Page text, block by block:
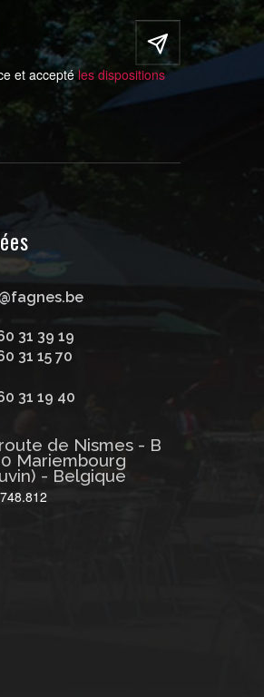
et acceptéles dispositions
31 39 19
31 15 70
31 19 40
de Nismes - B
Mariembourg
- Belgique